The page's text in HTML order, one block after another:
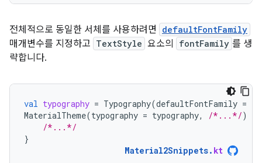
전체적으로 동일한 서체를 사용하려면 defaultFontFamily
매개변수를 지정하고 TextStyle 요소의 fontFamily 를 생
략합니다.
val typography = Typography(defaultFontFamily =
MaterialTheme(typography = typography, /*...*/)
/*...*/
}
Material2Snippets. kt